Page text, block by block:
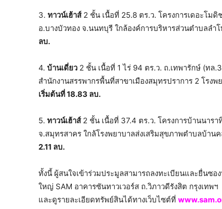
3. ทาวน์เฮ้าส์2 ชั้น เนื้อที่ 25.8 ตร.ว. โครงการเดอะโม
อ.บางบัวทอง จ.นนทบุรี ใกล้องค์การบริหารส่วนตำบลลำ
ลบ.
4. บ้านเดี่ยว 2 ชั้น เนื้อที่ 1 ไร่ 94 ตร.ว. ถ.เทพารักษ์ (ทล
สำนักงานสรรพากรพื้นที่สาขาเมืองสมุทรปราการ 2 โรง
เริ่มต้นที่ 18.83 ลบ.
5. ทาวน์เฮ้าส์2 ชั้น เนื้อที่ 37.4 ตร.ว. โครงการบ้านนาร
จ.สมุทรสาคร ใกล้โรงพยาบาลส่งเสริมสุขภาพตำบลบ้าน
2.11 ลบ.
ทั้งนี้ ผู้สนใจเข้าร่วมประมูลสามารถลงทะเบียนและยื่นซ
ใหญ่ SAM อาคารซันทาวเวอร์ส ถ.วิภาวดีรังสิต กรุงเท
และดูรายละเอียดทรัพย์สินได้ทางเว็บไซต์ที่